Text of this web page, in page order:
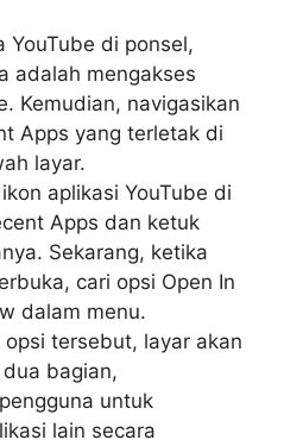
YouTube di ponsel,
adalah mengakses
Kemudian, navigasikan
Apps yang terletak di
layar.
aplikasi YouTube di
Apps dan ketuk
Sekarang, ketika
cari opsi Open In
dalam menu.
opsi tersebut, layar akan
bagian,
untuk
lain secara